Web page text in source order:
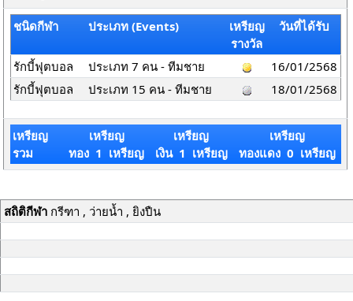
ชนิดกีฬา ประเภท (Events)
เหรียญ
รางวัล
วันที่ได้รับ
รักบี้ฟุตบอล ประเภท 7 คน - ทีมชาย
16/01/2568
รักบี้ฟุตบอล
ประเภท 15 คน - ทีมชาย 18/01/2568
เหรียญ
รวม
เหรียญ
ทอง 1 เหรียญ
เหรียญ
เงิน 1 เหรียญ
เหรียญ
ทองแดง 0 เหรียญ
สถิติกีฬากรีฑา , ว่ายน้ำ , ยิงปืน